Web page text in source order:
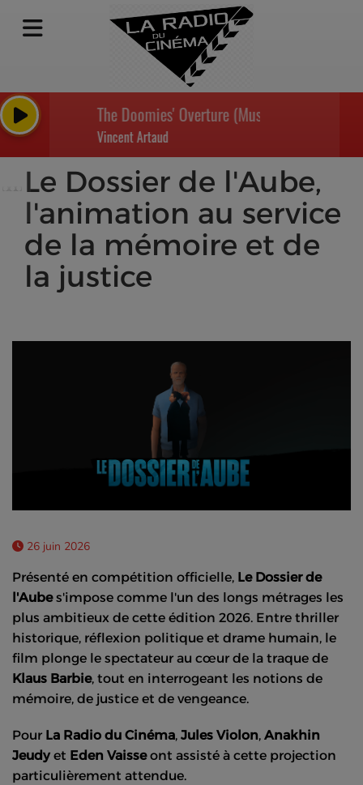
The Doomies' Overture (Music from the TV
Vincent Artaud
Le Dossier de l'Aube,
l'animation au service
de la mémoire et de
la justice
26 juin 2026
Présenté en compétition officielle, Le Dossier de
l'Aubes'impose comme l'un des longs métrages les
plus ambitieux de cette édition 2026. Entre thriller
historique, réflexion politique et drame humain, le
film plonge le spectateur au cœur de la traque de
Klaus Barbie, tout en interrogeant les notions de
mémoire, de justice et de vengeance.
Pour La Radio du Cinéma, Jules Violon, Anakhin
Jeudy et Eden Vaisseont assisté à cette projection
particulièrement attendue.